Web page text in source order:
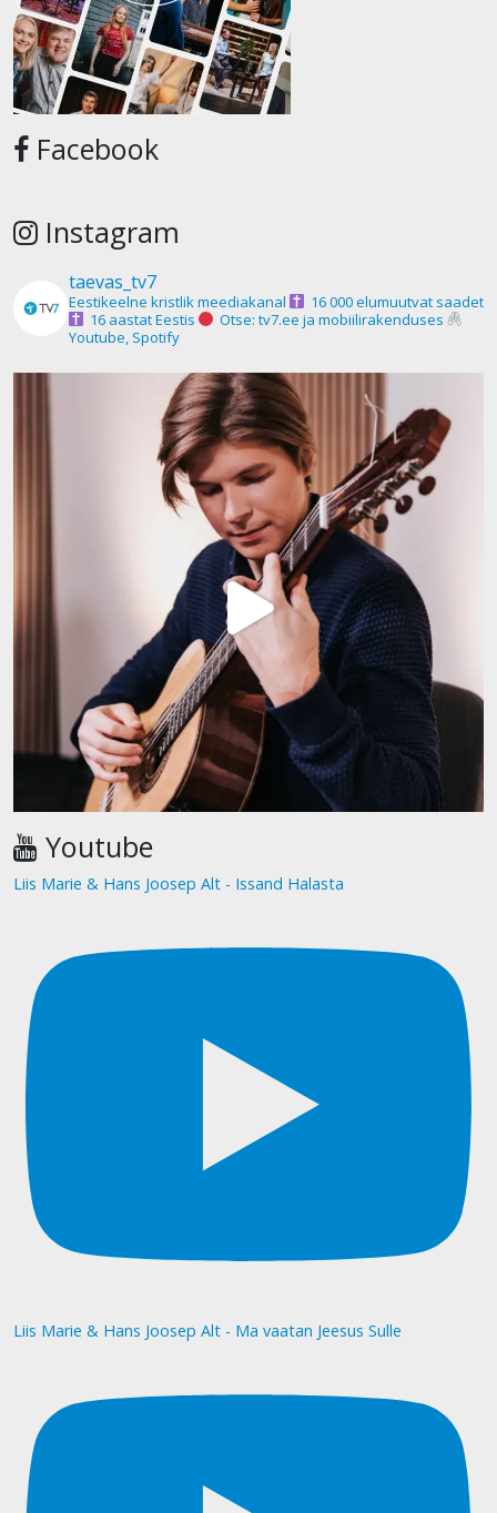
Facebook
Instagram
taevas_tv7
Eestikeelne kristlik meediakanal
16 000 elumuutvat saadet
16 aastat Eestis
Otse: tv7.ee ja mobiilirakenduses
Youtube, Spotify
Youtube
Liis Marie & Hans Joosep Alt - Issand Halasta
Liis Marie & Hans Joosep Alt - Ma vaatan Jeesus Sulle